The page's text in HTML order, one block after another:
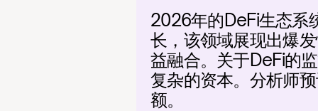
2026年的DeFi生态系
长，该领域展现出爆
益融合。关于DeFi的
复杂的资本。分析师
额。